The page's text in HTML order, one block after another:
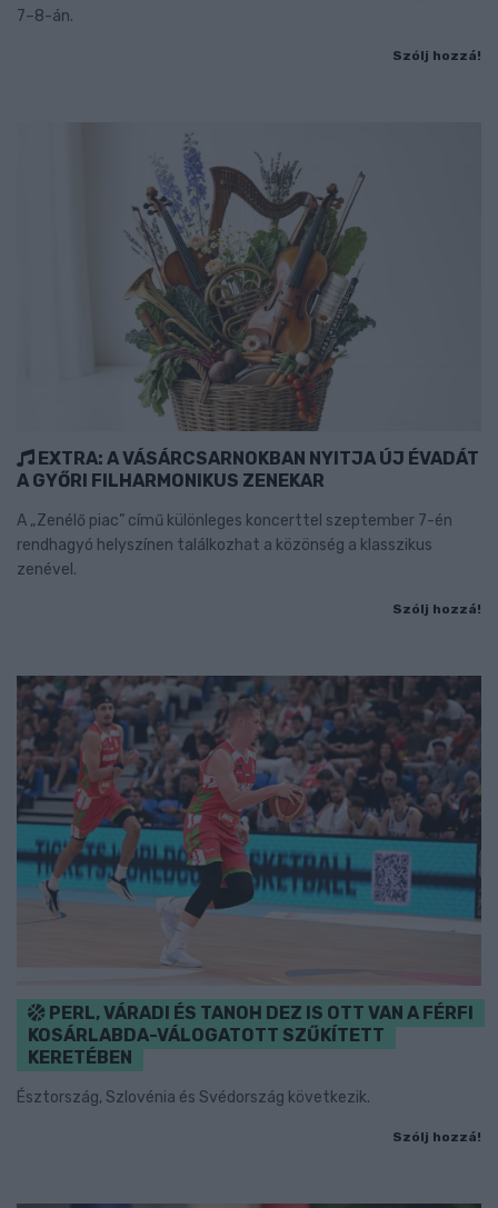
7–8-án.
Szólj hozzá!
EXTRA: A VÁSÁRCSARNOKBAN NYITJA ÚJ ÉVADÁT
A GYŐRI FILHARMONIKUS ZENEKAR
A „Zenélő piac” című különleges koncerttel szeptember 7-én
rendhagyó helyszínen találkozhat a közönség a klasszikus
zenével.
Szólj hozzá!
PERL, VÁRADI ÉS TANOH DEZ IS OTT VAN A FÉRFI
KOSÁRLABDA-VÁLOGATOTT SZŰKÍTETT
KERETÉBEN
Észtország, Szlovénia és Svédország következik.
Szólj hozzá!